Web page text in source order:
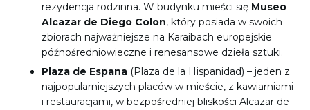
rezydencja rodzinna. W budynku mieści się Museo
Alcazar de Diego Colon, który posiada w swoich
zbiorach najważniejsze na Karaibach europejskie
późnośredniowieczne i renesansowe dzieła sztuki.
Plaza de Espana (Plaza de la Hispanidad) – jeden z
najpopularniejszych placów w mieście, z kawiarniami
i restauracjami, w bezpośredniej bliskości Alcazar de